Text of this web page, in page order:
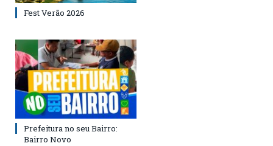
Fest Verão 2026
Prefeitura no seu Bairro:
Bairro Novo